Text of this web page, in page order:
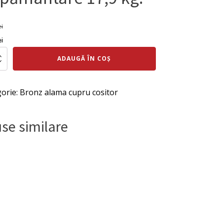
lei.
Prețul
este:
ADAUGĂ ÎN COȘ
Bronz alama cupru cositor
similare